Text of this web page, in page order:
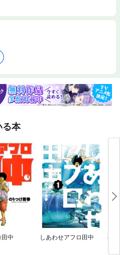
る本
中 しあわせアフロ田中 烈